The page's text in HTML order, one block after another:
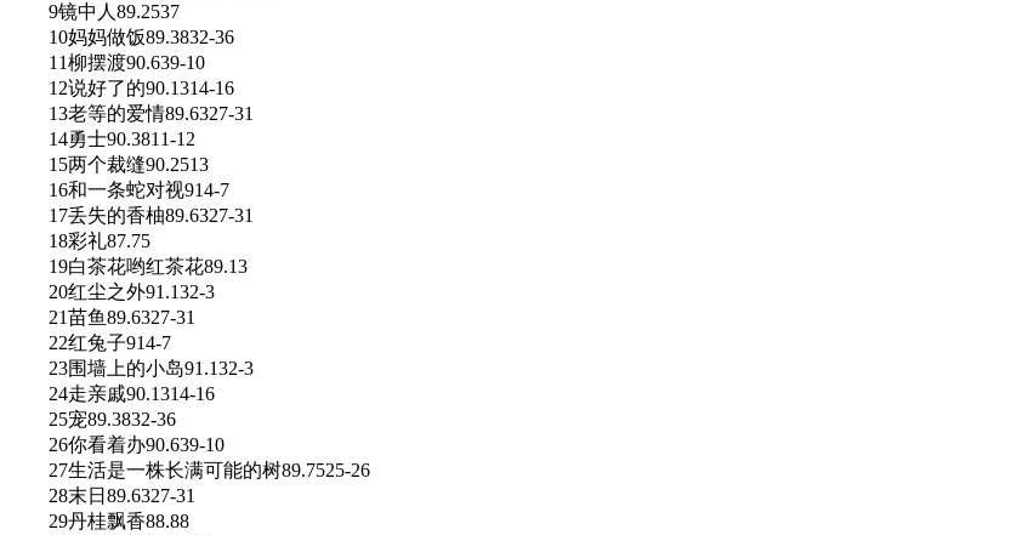
9镜中人89.2537
10妈妈做饭89.3832-36
11柳摆渡90.639-10
12说好了的90.1314-16
13老等的爱情89.6327-31
14勇士90.3811-12
15两个裁缝90.2513
16和一条蛇对视914-7
17丢失的香柚89.6327-31
18彩礼87.75
19白茶花哟红茶花89.13
20红尘之外91.132-3
21苗鱼89.6327-31
22红兔子914-7
23围墙上的小岛91.132-3
24走亲戚90.1314-16
25宠89.3832-36
26你看着办90.639-10
27生活是一株长满可能的树89.7525-26
28末日89.6327-31
29丹桂飘香88.88